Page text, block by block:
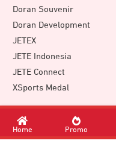
Doran Souvenir
Doran Development
JETEX
JETE Indonesia
JETE Connect
XSports Medal
Download Apps
Home Promo